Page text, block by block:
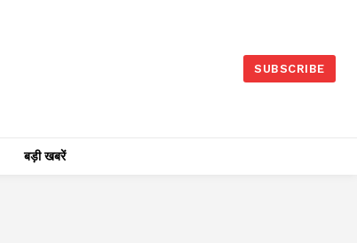
SUBSCRIBE
बड़ी खबरें